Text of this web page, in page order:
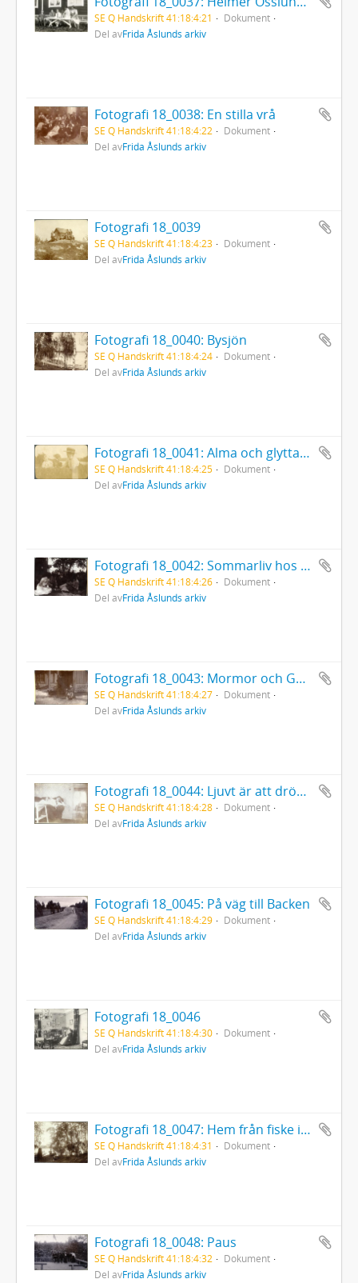
SE Q Handskrift 41:18:4:21
Dokument
Del avFrida Åslunds arkiv
Fotografi 18_0038: En stilla vrå
SE Q Handskrift 41:18:4:22
Dokument
Del avFrida Åslunds arkiv
Fotografi 18_0039
SE Q Handskrift 41:18:4:23
Dokument
Del avFrida Åslunds arkiv
Fotografi 18_0040: Bysjön
SE Q Handskrift 41:18:4:24
Dokument
Del avFrida Åslunds arkiv
Fotografi 18_0041: Alma och glyttarna
SE Q Handskrift 41:18:4:25
Dokument
Del avFrida Åslunds arkiv
Fotografi 18_0042: Sommarliv hos Åslunds i Leksand, i Liss Olov Lars sons gård
SE Q Handskrift 41:18:4:26
Dokument
Del avFrida Åslunds arkiv
Fotografi 18_0043: Mormor och Gun på Bäckmans gård i Umeå
SE Q Handskrift 41:18:4:27
Dokument
Del avFrida Åslunds arkiv
Fotografi 18_0044: Ljuvt är att drömma...
SE Q Handskrift 41:18:4:28
Dokument
Del avFrida Åslunds arkiv
Fotografi 18_0045: På väg till Backen
SE Q Handskrift 41:18:4:29
Dokument
Del avFrida Åslunds arkiv
Fotografi 18_0046
SE Q Handskrift 41:18:4:30
Dokument
Del avFrida Åslunds arkiv
Fotografi 18_0047: Hem från fiske i Stavsjö
SE Q Handskrift 41:18:4:31
Dokument
Del avFrida Åslunds arkiv
Fotografi 18_0048: Paus
SE Q Handskrift 41:18:4:32
Dokument
Del avFrida Åslunds arkiv